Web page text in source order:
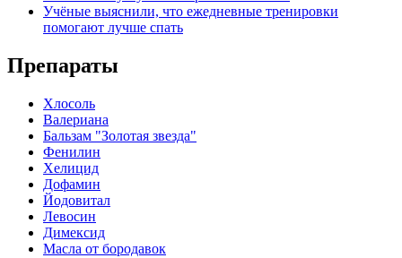
Учёные выяснили, что ежедневные тренировки
помогают лучше спать
Препараты
Хлосоль
Валериана
Бальзам "Золотая звезда"
Фенилин
Хелицид
Дофамин
Йодовитал
Левосин
Димексид
Масла от бородавок